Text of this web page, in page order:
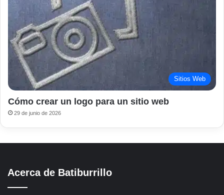
Sitios Web
Cómo crear un logo para un sitio web
29 de junio de 2026
Acerca de Batiburrillo